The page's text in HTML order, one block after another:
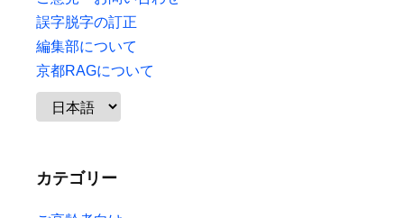
誤字脱字の訂正
編集部について
京都RAGについて
カテゴリー